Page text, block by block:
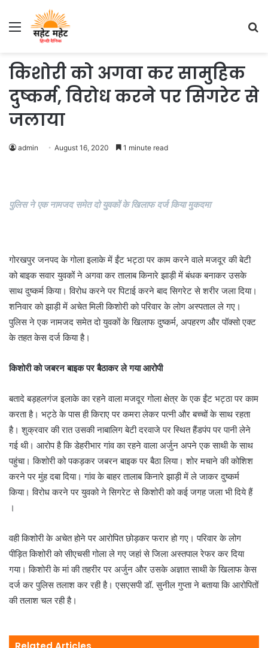
Menu
किशोरी को अगवा कर सामुहिक
दुष्कर्म, विरोध करने पर सिगरेट से
जलाया
admin August 16, 2020 1 minute read
पुलिस ने एक नामजद समेत दो युवकों के खिलाफ दर्ज किया मुकदमा
गोरखपुर जनपद के गोला इलाके में ईंट भट्ठा पर काम करने वाले मजदूर की बेटी
को बाइक सवार युवकों ने अगवा कर तालाब किनारे झाड़ी में बंधक बनाकर उसके
साथ दुष्‍कर्म किया। विरोध करने पर पिटाई करने बाद सिगरेट से शरीर जला दिया।
शनिवार को झाड़ी में अचेत मिली किशोरी को परिवार के लोग अस्‍पताल ले गए।
पुलिस ने एक नामजद समेत दो युवकों के खिलाफ दुष्‍कर्म, अपहरण और पॉक्‍सो एक्‍ट
के तहत केस दर्ज किया है।
किशोरी को जबरन बाइक पर बैठाकर ले गया आरोपी
बतादे बड़हलगंज इलाके का रहने वाला मजदूर गोला क्षेत्र के एक ईंट भट्ठा पर काम
करता है। भट्ठे के पास ही किराए पर कमरा लेकर पत्‍नी और बच्‍चों के साथ रहता
है। शुक्रवार की रात उसकी नाबालिग बेटी दरवाजे पर स्थित हैंडपंप पर पानी लेने
गई थी। आरोप है कि डेहरीभार गांव का रहने वाला अर्जुन अपने एक साथी के साथ
पहुंचा। किशोरी को पकड़कर जबरन बाइक पर बैठा लिया। शोर मचाने की कोशिश
करने पर मुंह दबा दिया। गांव के बाहर तालाब किनारे झाड़ी में ले जाकर दुष्‍कर्म
किया। विरोध करने पर युवको ने सिगरेट से किशोरी को कई जगह जला भी दिये हैं
।
वही किशोरी के अचेत होने पर आरोपित छोड़कर फरार हो गए। परिवार के लोग
पीड़ित किशोरी को सीएचसी गोला ले गए जहां से जिला अस्‍तपाल रेफर कर दिया
गया। किशोरी के मां की तहरीर पर अर्जुन और उसके अज्ञात साथी के खिलाफ केस
दर्ज कर पुलिस तलाश कर रही है। एसएसपी डॉ. सुनील गुप्‍ता ने बताया कि आरोपितों
की तलाश चल रही है।